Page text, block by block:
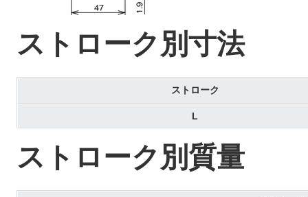
ストローク別寸法
ストローク
L
ストローク別質量